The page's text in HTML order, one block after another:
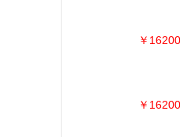
￥
￥